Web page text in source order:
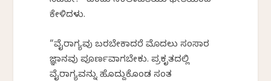
ಕೇಳಿದಳು.
“ವೈರಾಗ್ಯವು ಬರಬೇಕಾದರೆ ಮೊದಲು ಸಂಸಾರ
ಜ್ಞಾನವು ಪೂರ್ಣವಾಗಬೇಕು. ಪ್ರಕೃತದಲ್ಲಿ
ವೈರಾಗ್ಯವನ್ನು ಹೊದ್ದುಕೊಂಡ ಸಂತ